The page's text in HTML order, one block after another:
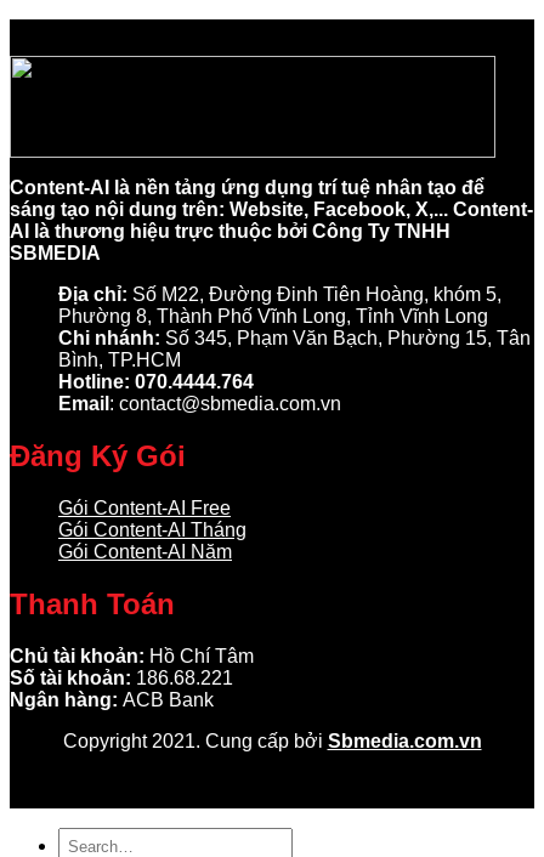
Content-AI là nền tảng ứng dụng trí tuệ nhân tạo để
sáng tạo nội dung trên: Website, Facebook, X,... Content-
AI là thương hiệu trực thuộc bởi Công Ty TNHH
SBMEDIA
Địa chỉ: Số M22, Đường Đinh Tiên Hoàng, khóm 5,
Phường 8, Thành Phố Vĩnh Long, Tỉnh Vĩnh Long
Chi nhánh: Số 345, Phạm Văn Bạch, Phường 15, Tân
Bình, TP.HCM
Hotline: 070.4444.764
Email : contact@sbmedia.com.vn
Đăng Ký Gói
Gói Content-AI Free
Gói Content-AI Tháng
Gói Content-AI Năm
Thanh Toán
Chủ tài khoản: Hồ Chí Tâm
Số tài khoản: 186.68.221
Ngân hàng: ACB Bank
Copyright 2021. Cung cấp bởi Sbmedia.com.vn